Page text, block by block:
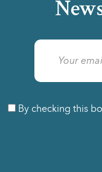
By checking this